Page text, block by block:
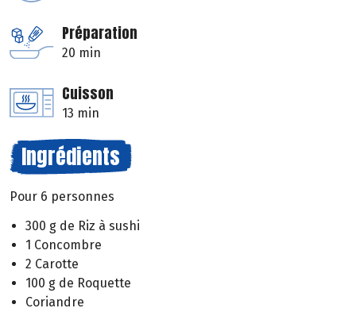
Préparation
20 min
Cuisson
13 min
Ingrédients
Pour 6 personnes
300 g de Riz à sushi
1 Concombre
2 Carotte
100 g de Roquette
Coriandre